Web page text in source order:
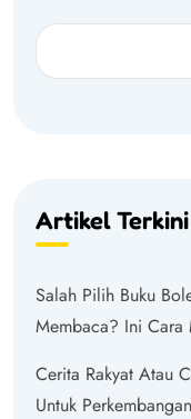
Artikel Terkini
Salah Pilih Buku
Membaca? Ini Cara
Cerita Rakyat Atau
Untuk